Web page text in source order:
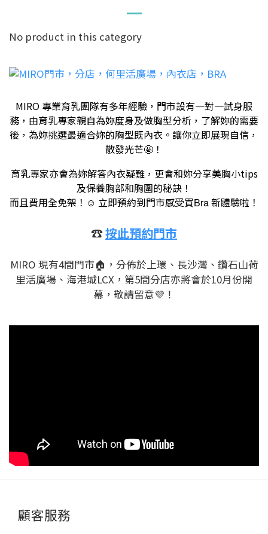
No product in this category
MIRO 專業育乳團隊有多年經驗，門市設有一對一試身服
務，由育乳專家親自為妳度身及做胸型分析，了解妳的需要
後，為妳挑選最適合妳的胸型既內衣。讓你立即展現自信，
散發光芒🤩！
育乳專家亦會為妳解答內衣疑難，更會和妳分享美胸小tips
及保養胸部和胸圍的秘訣！
而且費用全免架！ ☺️ 立即預約到門市感受買Bra新體驗啦！
☎️按此預約門市
MIRO 現有4間門市🏠 ，分佈於上環、長沙灣、鑽石山荷
里活廣場、海港城LCX，第5間分店亦將會於10月份開
幕，敬請留意💜 ！
顧客服務